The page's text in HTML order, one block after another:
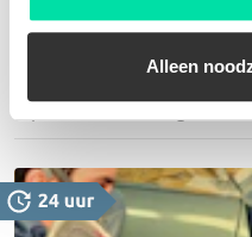
Alleen
Velgen herstellen
Aan de hand van jouw
spuiten we de velg